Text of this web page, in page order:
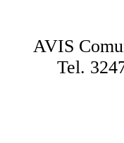
AVIS
Tel.